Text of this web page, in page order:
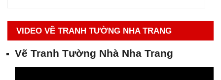
VIDEO VẼ TRANH TƯỜNG NHA TRANG
Vẽ Tranh Tường Nhà Nha Trang